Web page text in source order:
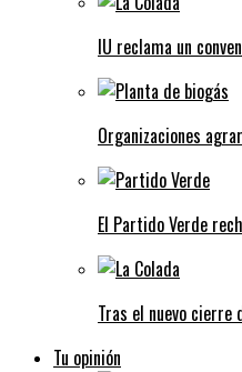
IU reclama un
Organizaciones
El Partido Verde
Tras el nuevo cierre
Tu opinión